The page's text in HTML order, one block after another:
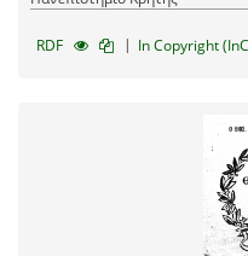
RDF | In Copyright